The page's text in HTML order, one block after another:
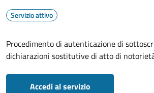
Servizio attivo
Procedimento di autenticazione di
dichiarazioni sostitutive di atto di
Accedi al servizio